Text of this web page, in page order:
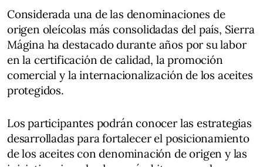
Considerada una de las denominaciones de
origen oleícolas más consolidadas del país, Sierra
Mágina ha destacado durante años por su labor
en la certificación de calidad, la promoción
comercial y la internacionalización de los aceites
protegidos.
Los participantes podrán conocer las estrategias
desarrolladas para fortalecer el posicionamiento
de los aceites con denominación de origen y las